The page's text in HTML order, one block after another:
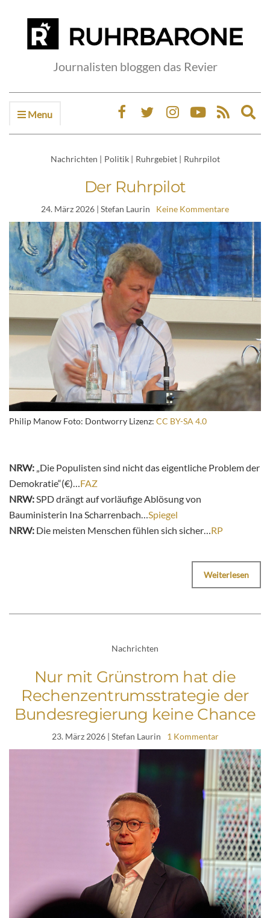
Journalisten bloggen das Revier
Menu
Nachrichten | Politik | Ruhrgebiet | Ruhrpilot
Der Ruhrpilot
24. März 2026 | Stefan Laurin Keine Kommentare
Philip Manow Foto: Dontworry Lizenz: CC BY-SA 4.0
NRW: „Die Populisten sind nicht das eigentliche Problem der
Demokratie“(€)…FAZ
NRW:SPD drängt auf vorläufige Ablösung von
Bauministerin Ina Scharrenbach…Spiegel
NRW: Die meisten Menschen fühlen sich sicher…RP
Weiterlesen
Nachrichten
Nur mit Grünstrom hat die
Rechenzentrumsstrategie der
Bundesregierung keine Chance
23. März 2026| Stefan Laurin 1 Kommentar